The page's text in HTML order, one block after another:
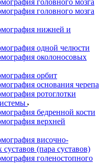
головного мозга
головного мозга
нижней и
одной челюсти
околоносовых
орбит
основания черепа
ротоглотки
бедренной кости
верхней
височно-
(пара суставов)
голеностопного